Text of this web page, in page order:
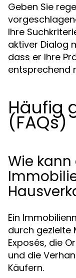
Geben Sie
Ihre
aktiver Dialog
dass er Ihre
entsprechend
Häufig
(FAQs)
Wie kann
Ein
durch gezielte
Exposés, die
und die
Käufern.